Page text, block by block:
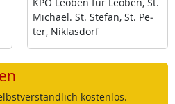
Mi­cha­el. St. Ste­fan, St. Pe­
ter, Niklas­dorf
kostenlos.